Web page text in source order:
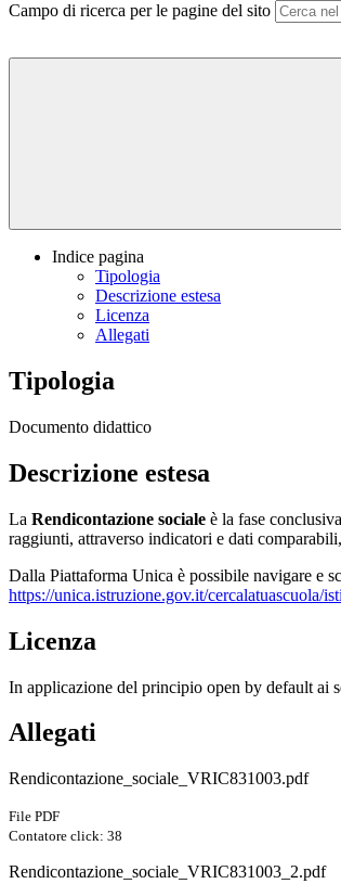
Campo di ricerca per le pagine del sito
Indice pagina
Tipologia
Descrizione estesa
Licenza
Allegati
Tipologia
Documento didattico
Descrizione estesa
La Rendicontazione sociale è la fase
raggiunti, attraverso indicatori e dati
Dalla Piattaforma Unica è possibile navigare e
https://unica.istruzione.gov.it/cercalatuascuola/
Licenza
In applicazione del principio open by default ai
Allegati
Rendicontazione_sociale_VRIC831003.pdf
File PDF
Contatore click: 38
Rendicontazione_sociale_VRIC831003_2.pdf